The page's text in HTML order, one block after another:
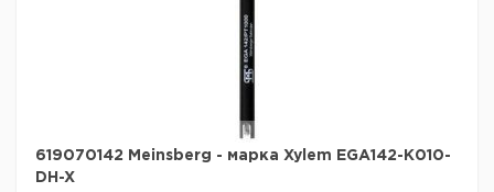
619070142 Meinsberg - марка Xylem EGA142-K010-
DH-X